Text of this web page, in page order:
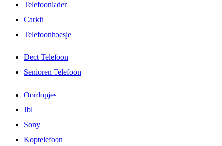
Telefoonlader
Carkit
Telefoonhoesje
Dect Telefoon
Senioren Telefoon
Oordopjes
Jbl
Sony
Koptelefoon